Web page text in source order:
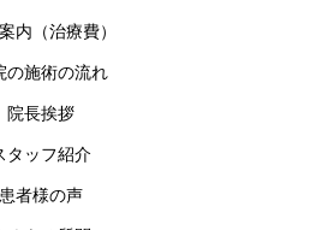
内（治療費）
の施術の流れ
院長挨拶
タッフ紹介
患者様の声